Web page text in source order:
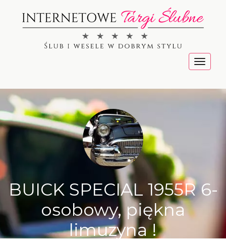
Menu
BUICK SPECIAL 1955R 6-
osobowy, piękna
limuzyna !